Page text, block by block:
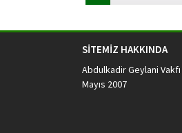
SİTEMİZ HAKKINDA
Abdulkadir Geylani Vakfı
Mayıs 2007